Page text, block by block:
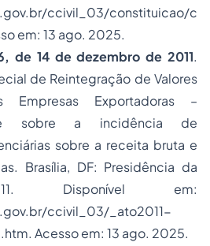
ccivil_03/constituicao/c
em: 13 ago. 2025.
de 14 de dezembro de 2011.
de Reintegração de Valores
Empresas Exportadoras –
sobre a incidência de
sobre a receita bruta e
Brasília, DF: Presidência da
Disponível em:
ccivil_03/_ato2011-
Acesso em: 13 ago. 2025.